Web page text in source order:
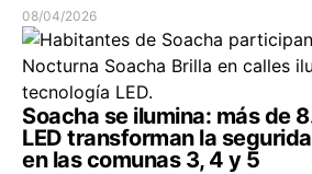
08/04/2026
Soacha se ilumina: más de
LED transforman la
en las comunas 3, 4 y 5